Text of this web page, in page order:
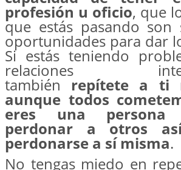
profesión u oficio, que
que estás pasando son
oportunidades para dar
Si estás teniendo
relaciones
también repítete a ti
aunque todos
eres una persona
perdonar a otros
perdonarse a sí misma.
No tengas miedo en